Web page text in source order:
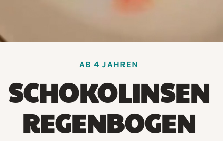
AB 4 JAHREN
SCHOKOLINSEN
REGENBOGEN